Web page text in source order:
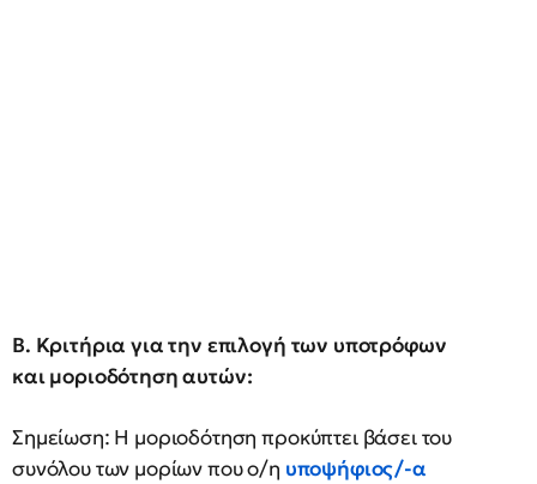
Β. Κριτήρια για την επιλογή των υποτρόφων
και μοριοδότηση αυτών:
Σημείωση: Η μοριοδότηση προκύπτει βάσει του
συνόλου των μορίων που ο/η υποψήφιος/-α